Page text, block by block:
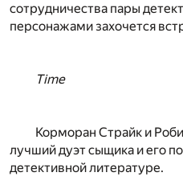
сотрудничества пары
персонажами захочется
Time
Корморан Страйк и
лучший дуэт сыщика и его
детективной литературе.